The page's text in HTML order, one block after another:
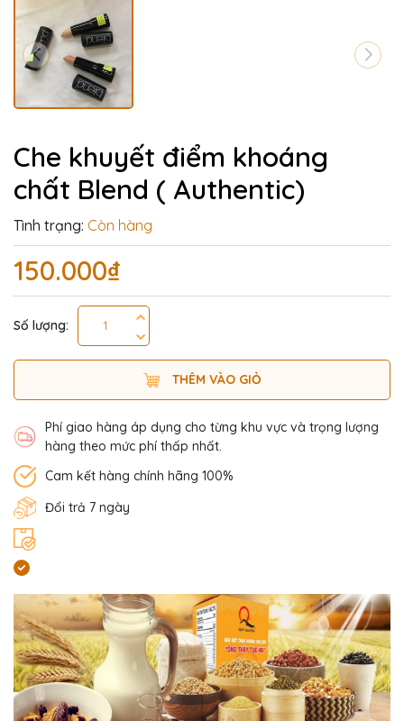
Che khuyết điểm khoáng
chất Blend ( Authentic)
Tình trạng: Còn hàng
150.000₫
Số lượng:
THÊM VÀO GIỎ
Phí giao hàng áp dụng cho từng khu vực và trọng lượng
hàng theo mức phí thấp nhất.
Cam kết hàng chính hãng 100%
Đổi trả 7 ngày